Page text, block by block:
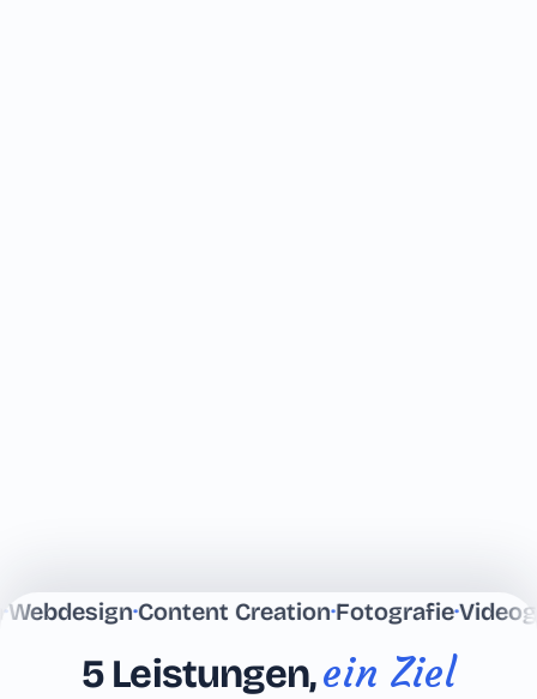
·Content Creation·Fotografie·
5 Leistungen,ein Ziel